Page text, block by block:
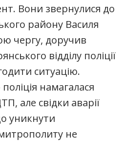
Вони звернулися до
району Василя
чергу, доручив
відділу поліції
ситуацію.
намагалася
але свідки аварії
уникнути
не